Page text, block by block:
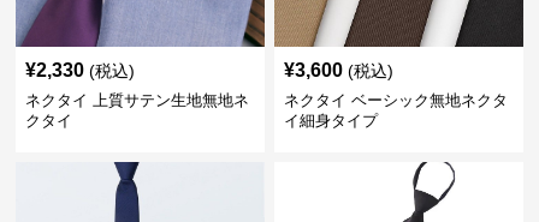
¥2,330 (税込)
ネクタイ 上質サテン生地無地ネ
クタイ
¥3,600 (税込)
ネクタイ ベーシック無地ネクタ
イ細身タイプ